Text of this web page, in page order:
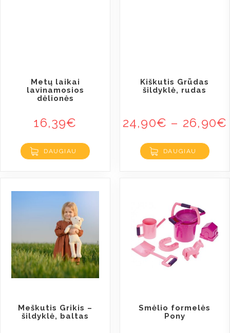
Metų laikai
lavinamosios
dėlionės
16,39€
DAUGIAU
Kiškutis Grūdas
šildyklė, rudas
24,90€ – 26,90€
DAUGIAU
Meškutis Grikis –
šildyklė, baltas
Smėlio formelės
Pony